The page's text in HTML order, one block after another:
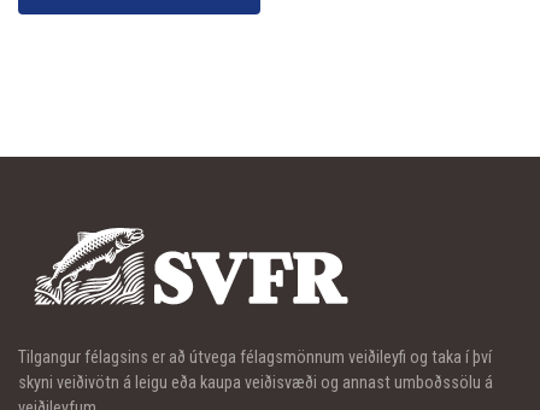
Tilgangur félagsins er að útvega félagsmönnum veiðileyfi og taka í því
skyni veiðivötn á leigu eða kaupa veiðisvæði og annast umboðssölu á